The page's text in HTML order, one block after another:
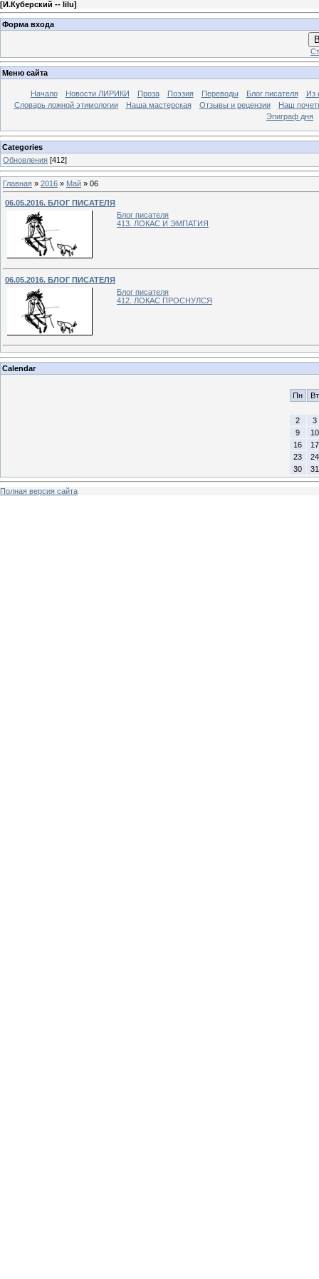
[И.Куберский -- lilu]
Форма входа
Меню сайта
Начало Новости ЛИРИКИ Проза Поэзия Переводы Блог писателя
Из
Словарь ложной этимологии
Наша мастерская Отзывы и рецензии
Наш
Эпиграф дня
Categories
Обновления [412]
Главная » 2016 » Май » 06
06.05.2016. БЛОГ ПИСАТЕЛЯ
Блог писателя
413. ЛОКАС И ЭМПАТИЯ
06.05.2016. БЛОГ ПИСАТЕЛЯ
Блог писателя
412. ЛОКАС ПРОСНУЛСЯ
Calendar
Пн Вт
2
3
9
10
16
17
23
24
30
31
Полная версия сайта